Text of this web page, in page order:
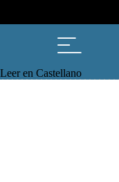
Leer en Castellano